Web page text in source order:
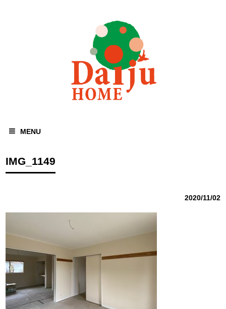
MENU
IMG_1149
2020/11/02